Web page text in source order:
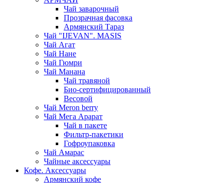
Чай заварочный
Прозрачная фасовка
Армянский Тараз
Чай "IJEVAN". MASIS
Чай Агат
Чай Нане
Чай Гюмри
Чай Манана
Чай травяной
Био-сертифицированный
Весовой
Чай Meron berry
Чай Мега Арарат
Чай в пакете
Фильтр-пакетики
Гофроупаковка
Чай Амарас
Чайные аксессуары
Кофе. Аксессуары
Армянский кофе